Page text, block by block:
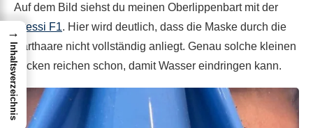
Auf dem Bild siehst du meinen Oberlippenbart mit der
Cressi F1. Hier wird deutlich, dass die Maske durch die
Barthaare nicht vollständig anliegt. Genau solche kleinen
Lücken reichen schon, damit Wasser eindringen kann.
→
Inhaltsverzeichnis